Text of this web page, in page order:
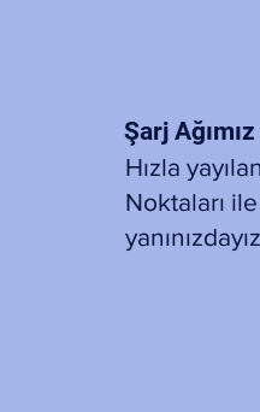
Şarj Ağımız
Hızla
Noktaları
yanınızdayız.